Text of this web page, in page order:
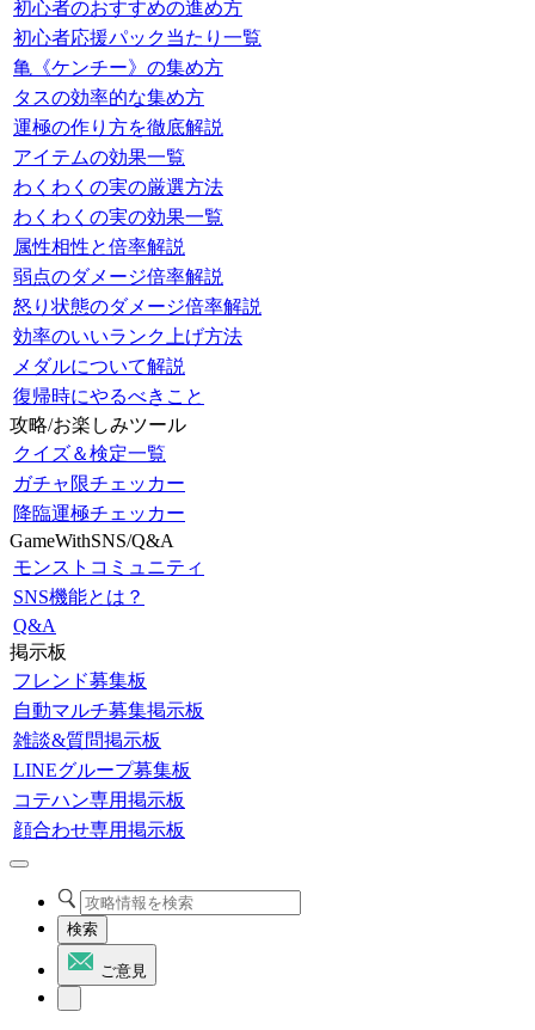
初心者のおすすめの進め方
初心者応援パック当たり一覧
亀《ケンチー》の集め方
タスの効率的な集め方
運極の作り方を徹底解説
アイテムの効果一覧
わくわくの実の厳選方法
わくわくの実の効果一覧
属性相性と倍率解説
弱点のダメージ倍率解説
怒り状態のダメージ倍率解説
効率のいいランク上げ方法
メダルについて解説
復帰時にやるべきこと
攻略/お楽しみツール
クイズ＆検定一覧
ガチャ限チェッカー
降臨運極チェッカー
GameWithSNS/Q&A
モンストコミュニティ
SNS機能とは？
Q&A
掲示板
フレンド募集板
自動マルチ募集掲示板
雑談&質問掲示板
LINEグループ募集板
コテハン専用掲示板
顔合わせ専用掲示板
検索
ご意見